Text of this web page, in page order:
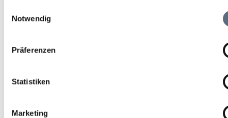
Notwendig
Präferenzen
Statistiken
Marketing
Kalkofen Lenggries